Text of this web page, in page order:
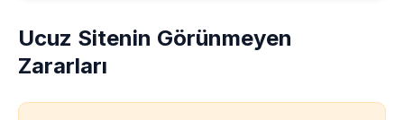
Ucuz Sitenin Görünmeyen
Zararları